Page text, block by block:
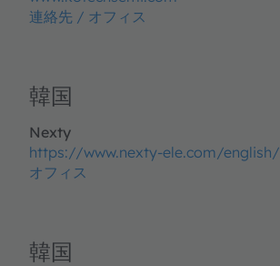
連絡先 / オフィス
韓国
Nexty
https://www.nexty-ele.com/english/
オフィス
韓国